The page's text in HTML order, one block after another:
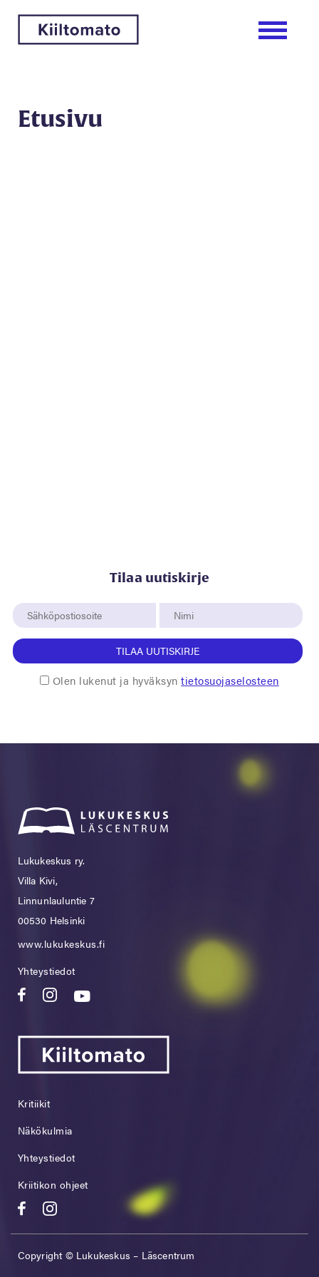
Etusivu
Tilaa uutiskirje
TILAA UUTISKIRJE
Olen lukenut ja hyväksyntietosuojaselosteen
Lukukeskus ry.
Villa Kivi,
Linnunlauluntie 7
00530 Helsinki
www.lukukeskus.fi
Yhteystiedot
Kritiikit
Näkökulmia
Yhteystiedot
Kriitikon ohjeet
Copyright © Lukukeskus – Läscentrum